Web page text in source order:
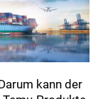
kann der